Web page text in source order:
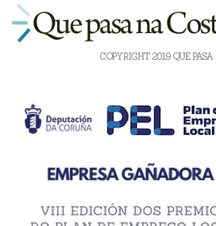
COPYRIGHT 2019 QUE